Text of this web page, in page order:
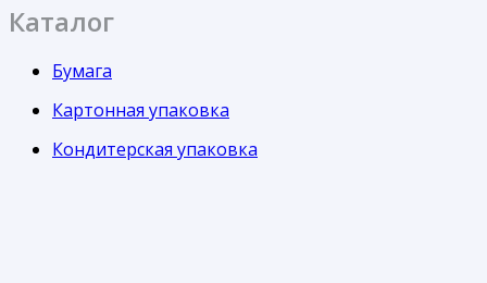
Каталог
Бумага
Картонная упаковка
Кондитерская упаковка